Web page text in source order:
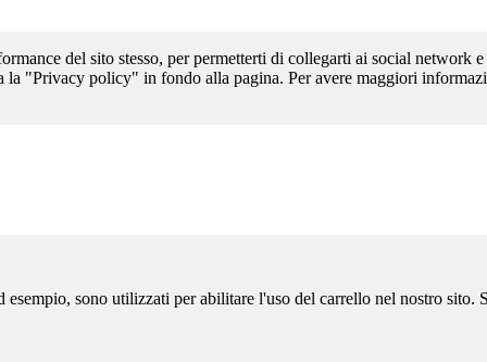
del sito stesso, per permetterti di collegarti ai social network
"Privacy policy" in fondo alla pagina. Per avere maggiori
sono utilizzati per abilitare l'uso del carrello nel nostro